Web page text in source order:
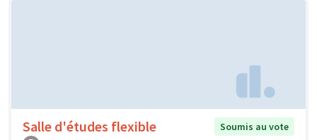
Salle d'études flexible
Soumis au vote